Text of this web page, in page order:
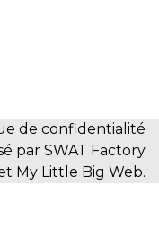
de confidentialité
par SWAT Factory
My Little Big Web.